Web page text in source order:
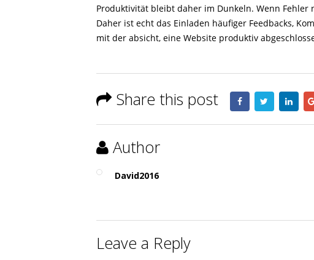
Produktivität bleibt daher im Dunkeln. Wenn
Daher ist echt das Einladen häufiger Feedbacks,
mit der absicht, eine Website produktiv
Share this post
Author
David2016
Leave a Reply